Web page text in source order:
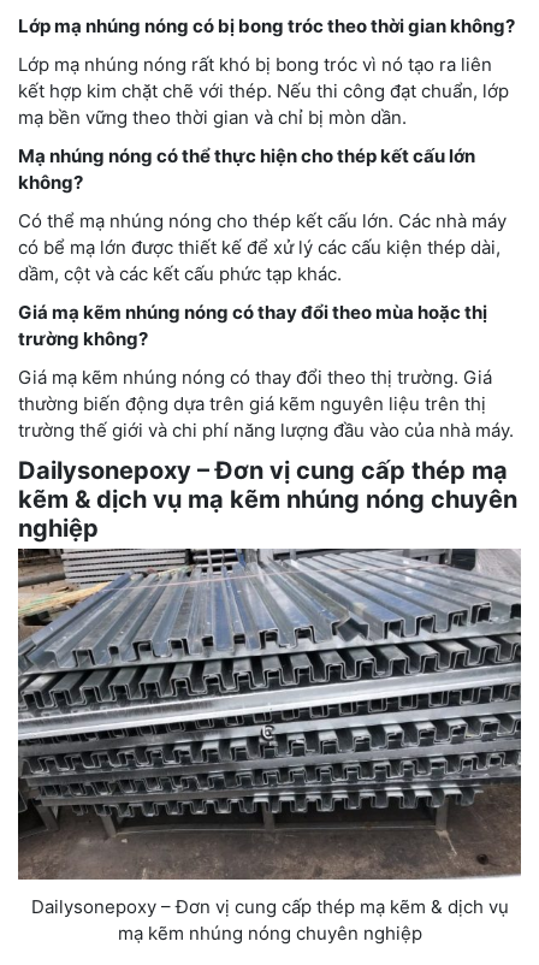
Lớp mạ nhúng nóng có bị bong tróc theo thời gian không?
Lớp mạ nhúng nóng rất khó bị bong tróc vì nó tạo ra liên
kết hợp kim chặt chẽ với thép. Nếu thi công đạt chuẩn, lớp
mạ bền vững theo thời gian và chỉ bị mòn dần.
Mạ nhúng nóng có thể thực hiện cho thép kết cấu lớn
không?
Có thể mạ nhúng nóng cho thép kết cấu lớn. Các nhà máy
có bể mạ lớn được thiết kế để xử lý các cấu kiện thép dài,
dầm, cột và các kết cấu phức tạp khác.
Giá mạ kẽm nhúng nóng có thay đổi theo mùa hoặc thị
trường không?
Giá mạ kẽm nhúng nóng có thay đổi theo thị trường. Giá
thường biến động dựa trên giá kẽm nguyên liệu trên thị
trường thế giới và chi phí năng lượng đầu vào của nhà máy.
Dailysonepoxy – Đơn vị cung cấp thép mạ
kẽm & dịch vụ mạ kẽm nhúng nóng chuyên
nghiệp
Dailysonepoxy – Đơn vị cung cấp thép mạ kẽm & dịch vụ
mạ kẽm nhúng nóng chuyên nghiệp